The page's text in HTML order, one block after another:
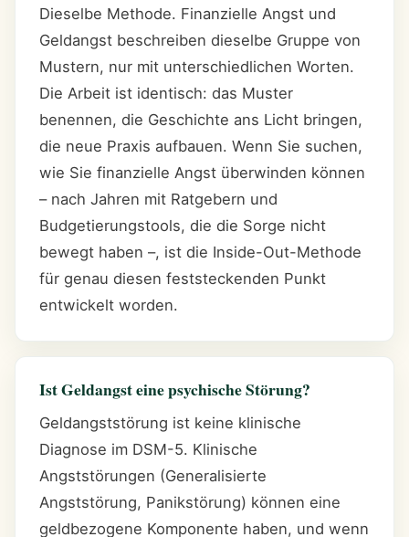
Dieselbe Methode. Finanzielle Angst und
Geldangst beschreiben dieselbe Gruppe von
Mustern, nur mit unterschiedlichen Worten.
Die Arbeit ist identisch: das Muster
benennen, die Geschichte ans Licht bringen,
die neue Praxis aufbauen. Wenn Sie suchen,
wie Sie finanzielle Angst überwinden können
– nach Jahren mit Ratgebern und
Budgetierungstools, die die Sorge nicht
bewegt haben –, ist die Inside-Out-Methode
für genau diesen feststeckenden Punkt
entwickelt worden.
Ist Geldangst eine psychische Störung?
Geldangststörung ist keine klinische
Diagnose im DSM-5. Klinische
Angststörungen (Generalisierte
Angststörung, Panikstörung) können eine
geldbezogene Komponente haben, und wenn